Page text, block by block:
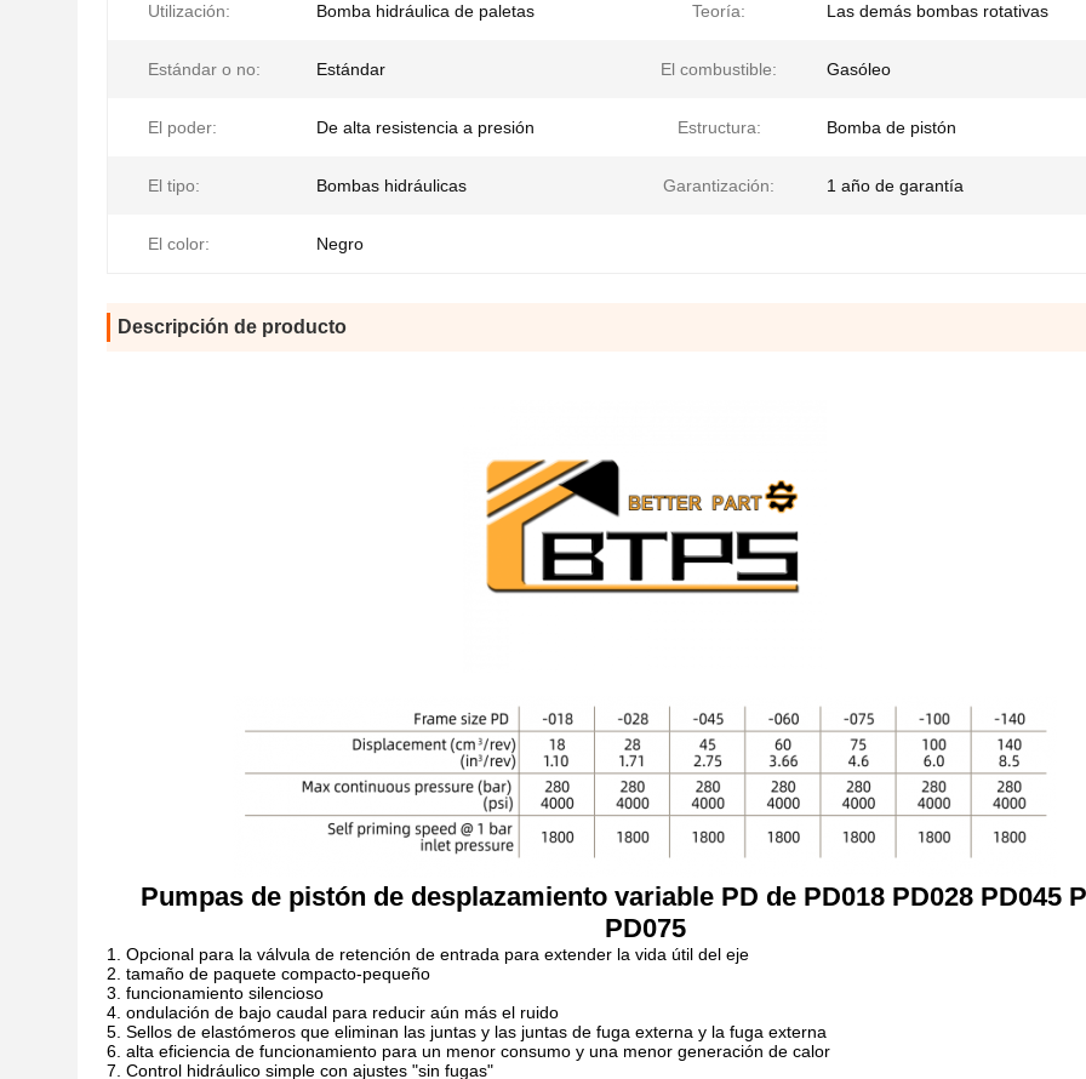
Utilización: Bomba hidráulica de paletas Teoría: Las demás bombas rotativas
Estándar o no: Estándar El combustible: Gasóleo
El poder: De alta resistencia a presión Estructura: Bomba de pistón
El tipo: Bombas hidráulicas Garantización: 1 año de garantía
El color: Negro
Descripción de producto
Pumpas de pistón de desplazamiento variable PD de PD018 PD028 PD045
PD075
Opcional para la válvula de retención de entrada para extender la vida útil del eje
tamaño de paquete compacto-pequeño
funcionamiento silencioso
ondulación de bajo caudal para reducir aún más el ruido
Sellos de elastómeros que eliminan las juntas y las juntas de fuga externa y la fuga externa
alta eficiencia de funcionamiento para un menor consumo y una menor generación de calor
Control hidráulico simple con ajustes "sin fugas"